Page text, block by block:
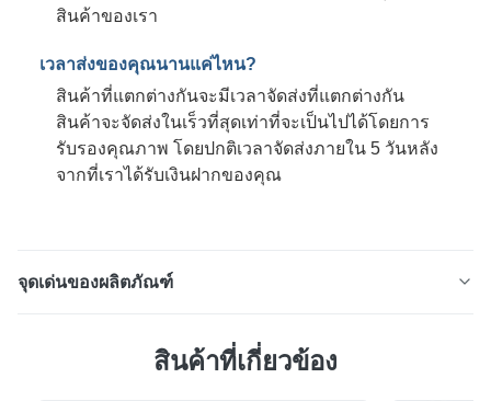
สินค้าของเรา
เวลาส่งของคุณนานแค่ไหน?
สินค้าที่แตกต่างกันจะมีเวลาจัดส่งที่แตกต่างกัน
สินค้าจะจัดส่งในเร็วที่สุดเท่าที่จะเป็นไปได้โดยการ
รับรองคุณภาพ โดยปกติเวลาจัดส่งภายใน 5 วันหลัง
จากที่เราได้รับเงินฝากของคุณ
จุดเด่นของผลิตภัณฑ์
กระป๋องขี้อาหาร กระดาษกระดาษกระดาษกระดาษกระดาษ
สินค้าที่เกี่ยวข้อง